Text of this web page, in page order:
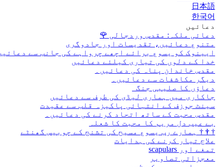
日本語
한국어
دعائیں
دعائی ملکہ: مقدس وردجالی 🌹
متنوع دعائیں، تقدیسات اور جادوگری
ایینوک کو یسوع برائے اچھے چرواہے کی جانب سے
خدا کے دلوں کی تیاری کیلئے دعائیں
مقدس خاندان پناہ کی دعائیں۔
دیگر مکاشفات سے دعائیں۔
دعاؤں کا صلیبی جنگ
جاکاری میں ہماری لیڈی کی طرف سے دعائیں
سینٹ جوزف کے انتہائی پاکیزہ قلب سے عقیدت
مقدس محبت کے ساتھ اتحاد کرنے کی دعائیں۔
بے عیب دل مریم کا محبت کا شعلہ
†
†
† ہمارے رب یسوع مسیح کی تشنج کے چوبیس گھنٹے
علاج تیار کرنے کی ہدایات
تمغے اور scapulars
معجزاتی تصاویر